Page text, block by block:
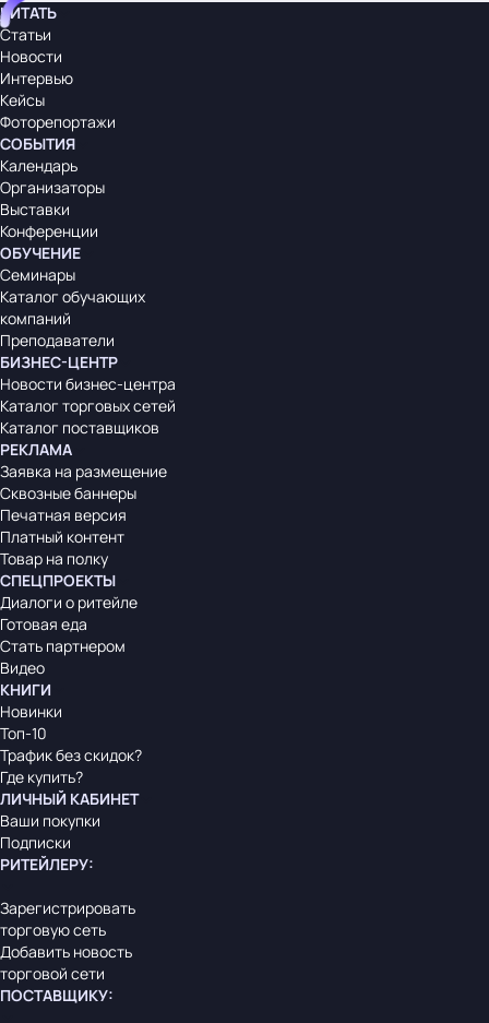
ЧИТАТЬ
Статьи
Новости
Интервью
Кейсы
Фоторепортажи
СОБЫТИЯ
Календарь
Организаторы
Выставки
Конференции
ОБУЧЕНИЕ
Семинары
Каталог обучающих
компаний
Преподаватели
БИЗНЕС-ЦЕНТР
Новости бизнес-центра
Каталог торговых сетей
Каталог поставщиков
РЕКЛАМА
Заявка на размещение
Сквозные баннеры
Печатная версия
Платный контент
Товар на полку
СПЕЦПРОЕКТЫ
Диалоги о ритейле
Готовая еда
Стать партнером
Видео
КНИГИ
Новинки
Топ-10
Трафик без скидок?
Где купить?
ЛИЧНЫЙ КАБИНЕТ
Ваши покупки
Подписки
РИТЕЙЛЕРУ:
Зарегистрировать
торговую сеть
Добавить новость
торговой сети
ПОСТАВЩИКУ: